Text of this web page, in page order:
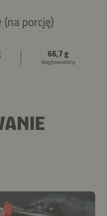
porcję)
66,7 g
Węglowodany